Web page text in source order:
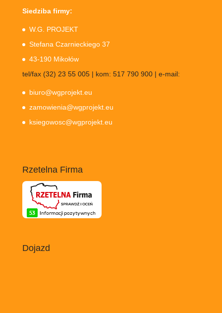
Siedziba firmy:
W.G. PROJEKT
Stefana Czarnieckiego 37
43-190 Mikołów
tel/fax (32) 23 55 005 | kom: 517 790 900 | e-mail:
biuro@wgprojekt.eu
zamowienia@wgprojekt.eu
ksiegowosc@wgprojekt.eu
Rzetelna Firma
Dojazd